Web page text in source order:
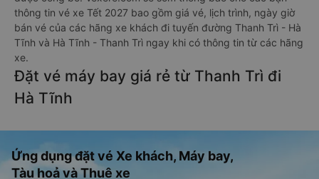
thông tin vé xe Tết 2027 bao gồm giá vé, lịch trình, ngày giờ
bán vé của các hãng xe khách đi tuyến đường Thanh Trì - Hà
Tĩnh và Hà Tĩnh - Thanh Trì ngay khi có thông tin từ các hãng
xe.
Đặt vé máy bay giá rẻ từ Thanh Trì đi
Hà Tĩnh
Ứng dụng đặt vé Xe khách, Máy bay,
Tàu hoả và Thuê xe